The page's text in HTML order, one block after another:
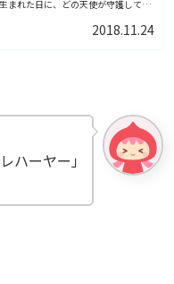
まれた日に、どの天使が守護してい
2018.11.24
ハーヤー」